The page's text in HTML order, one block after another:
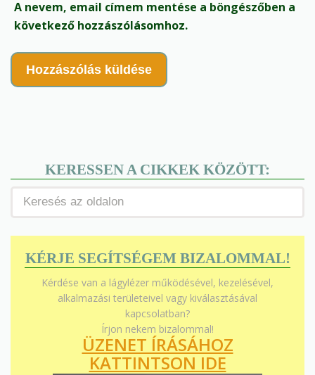
A nevem, email címem mentése a böngészőben a
következő hozzászólásomhoz.
KERESSEN A CIKKEK KÖZÖTT:
KÉRJE SEGÍTSÉGEM BIZALOMMAL!
Kérdése van a lágylézer működésével, kezelésével,
alkalmazási területeivel vagy kiválasztásával
kapcsolatban?
Írjon nekem bizalommal!
ÜZENET ÍRÁSÁHOZ
KATTINTSON IDE